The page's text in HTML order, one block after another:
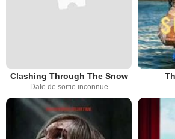
Clashing Through The Snow
Date de sortie inconnue